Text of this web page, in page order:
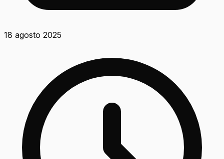
18 agosto 2025